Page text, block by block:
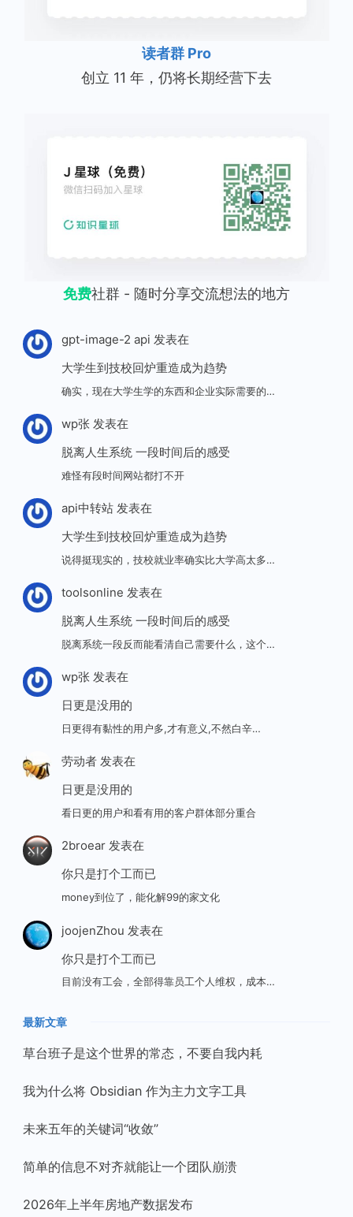
读者群 Pro
创立 11 年，仍将长期经营下去
免费社群 - 随时分享交流想法的地方
gpt-image-2 api 发表在
大学生到技校回炉重造成为趋势
确实，现在大学生学的东西和企业实际需要的…
wp张发表在
脱离人生系统 一段时间后的感受
难怪有段时间网站都打不开
api中转站发表在
大学生到技校回炉重造成为趋势
说得挺现实的，技校就业率确实比大学高太多…
toolsonline 发表在
脱离人生系统 一段时间后的感受
脱离系统一段反而能看清自己需要什么，这个…
wp张发表在
日更是没用的
日更得有黏性的用户多,才有意义,不然白辛…
劳动者发表在
日更是没用的
看日更的用户和看有用的客户群体部分重合
2broear发表在
你只是打个工而已
money到位了，能化解99的家文化
joojenZhou 发表在
你只是打个工而已
目前没有工会，全部得靠员工个人维权，成本…
最新文章
草台班子是这个世界的常态，不要自我内耗
我为什么将 Obsidian 作为主力文字工具
未来五年的关键词“收敛”
简单的信息不对齐就能让一个团队崩溃
2026年上半年房地产数据发布